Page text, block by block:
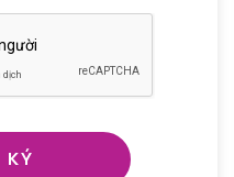
KÝ